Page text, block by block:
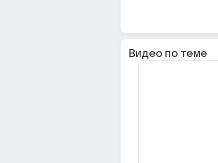
Видео по теме